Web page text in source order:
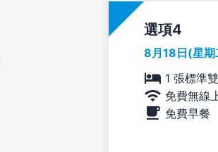
選項
8月18日(星期
1 張標準
免費無線
免費早餐